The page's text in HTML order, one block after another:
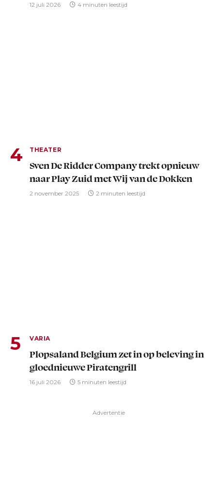
12 juli 2026 4 minuten leestijd
THEATER
Sven De Ridder Company trekt opnieuw
naar Play Zuid met Wij van de Dokken
2 november 2025 2 minuten leestijd
VARIA
Plopsaland Belgium zet in op beleving in
gloednieuwe Piratengrill
16 juli 2026 5 minuten leestijd
Advertentie